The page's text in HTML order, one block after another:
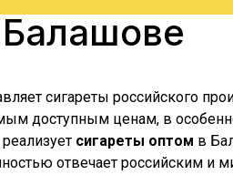
Балашове
сигареты российского
доступным ценам, в
сигареты оптом в
отвечает российским